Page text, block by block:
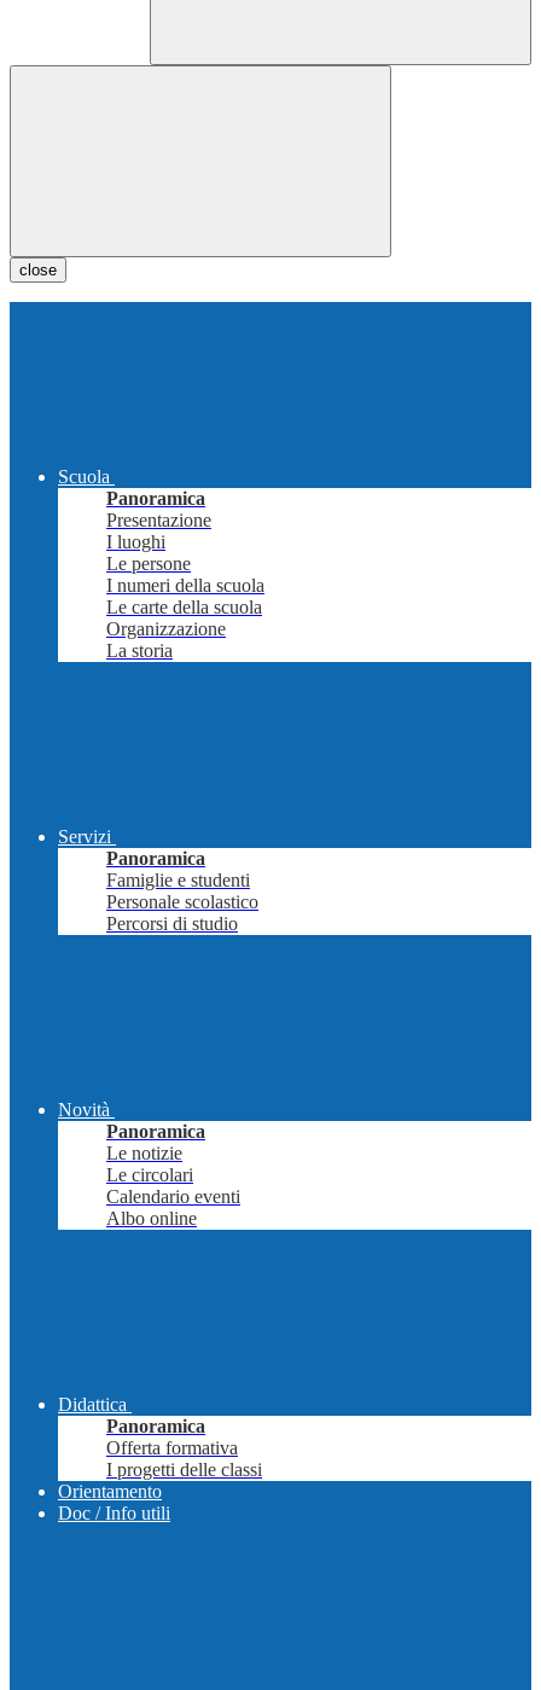
close
Scuola
Panoramica
Presentazione
I luoghi
Le persone
I numeri della scuola
Le carte della scuola
Organizzazione
La storia
Servizi
Panoramica
Famiglie e studenti
Personale scolastico
Percorsi di studio
Novità
Panoramica
Le notizie
Le circolari
Calendario eventi
Albo online
Didattica
Panoramica
Offerta formativa
I progetti delle classi
Orientamento
Doc / Info utili